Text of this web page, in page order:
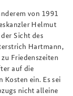
von 1991
Helmut
Sicht des
Hartmann,
Friedenszeiten
auf die
ein. Es sei
nicht alleine